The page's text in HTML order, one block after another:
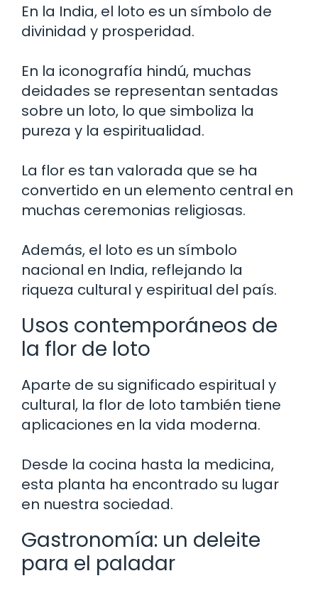
En la India, el loto es un símbolo de
divinidad y prosperidad.
En la iconografía hindú, muchas
deidades se representan sentadas
sobre un loto, lo que simboliza la
pureza y la espiritualidad.
La flor es tan valorada que se ha
convertido en un elemento central en
muchas ceremonias religiosas.
Además, el loto es un símbolo
nacional en India, reflejando la
riqueza cultural y espiritual del país.
Usos contemporáneos de
la flor de loto
Aparte de su significado espiritual y
cultural, la flor de loto también tiene
aplicaciones en la vida moderna.
Desde la cocina hasta la medicina,
esta planta ha encontrado su lugar
en nuestra sociedad.
Gastronomía: un deleite
para el paladar